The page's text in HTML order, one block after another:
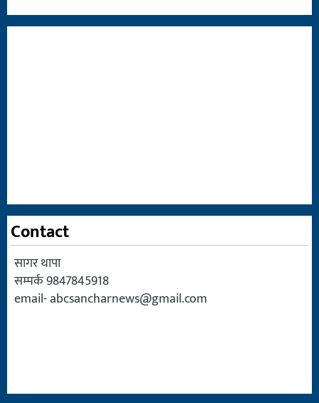
Contact
सागर थापा
सम्पर्क 9847845918
email-abcsancharnews@gmail.com